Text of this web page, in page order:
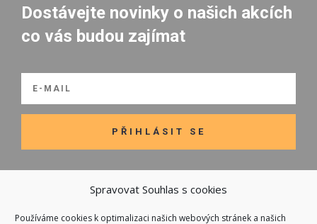
Spravovat Souhlas s cookies
Používáme cookies k optimalizaci našich webových stránek a našich
Dostávejte novinky o našich akcích
co vás budou zajímat
PŘIHLÁSIT SE
Odkazy